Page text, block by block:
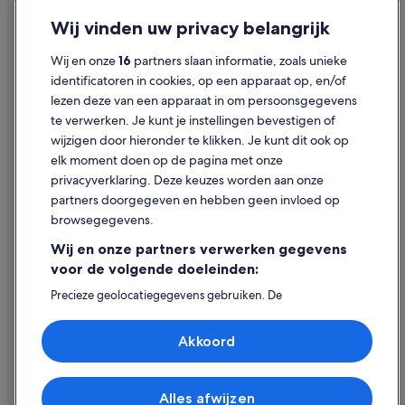
B&B in Lugano
Particuliere vakantiehuizen in Lugano
Hostels in Lugano
Hotelresorts in Lugano
Residenties in Lugano
Villa's in Lugano
Relais & Chateaux-hotels in Lugano
Accor Hotels in Lugano
Gebruiksvoorwaarden
Juridische informatie/Contact
Inhoudsrichtlijnen en inhoud rapporteren
Hulp
Contact
Restitutieproces en tijdsbestek
Boek een vlucht met airlinetegoed
Internationale reisdocumenten
Wij vinden uw privacy belangrijk
Wij en onze16 partners slaan informatie, zoals unieke
identificatoren in cookies, op een apparaat op, en/of
lezen deze van een apparaat in om persoonsgegevens
te verwerken. Je kunt je instellingen bevestigen of
wijzigen door hieronder te klikken. Je kunt dit ook op
elk moment doen op de pagina met onze
privacyverklaring. Deze keuzes worden aan onze
partners doorgegeven en hebben geen invloed op
browsegegevens.
Wij en onze partners verwerken gegevens
voor de volgende doeleinden:
Precieze geolocatiegegevens gebruiken. De
Informatie op een apparaat opslaan en/of openen.
Gepersonaliseerde advertenties en content, advertentie-
en contentmetingen, doelgroepenonderzoek en
Partnerlijst (derden)Alles afwijzen
Akkoord